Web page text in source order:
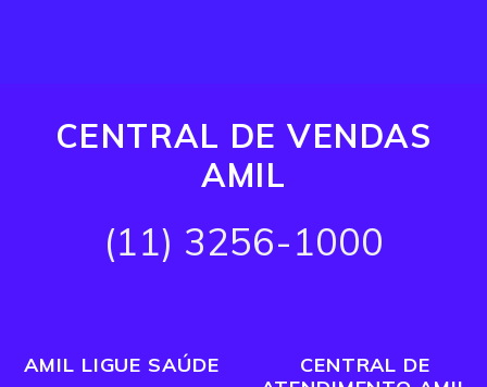
CENTRAL DE VENDAS
AMIL
(11) 3256-1000
AMIL LIGUE SAÚDE
CENTRAL DE